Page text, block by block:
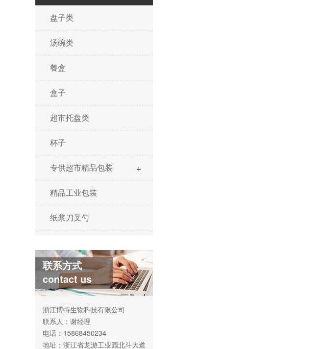
盘子类
汤碗类
餐盒
盒子
超市托盘类
杯子
专供超市精品包装 +
精品工业包装
纸浆刀叉勺
联系方式
contact us
浙江博特生物科技有限公司
联系人：谢经理
电话：15868450234
地址：浙江省龙游工业园北斗大道